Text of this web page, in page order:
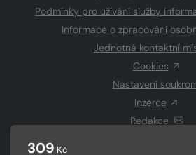
309 Kč
Podmínky pro užívání služby
Informace o zpracování
Jednotná kontaktní
Cookies
Nastavení
Inzerce
Redakce